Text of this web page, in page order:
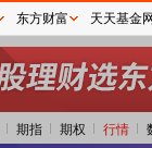
期指 期权 行情
东方财富 天天基金网